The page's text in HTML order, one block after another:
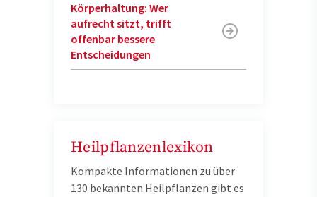
Körperhaltung: Wer
aufrecht sitzt, trifft
offenbar bessere
Entscheidungen
Heilpflanzenlexikon
Kompakte Informationen zu über
130 bekannten Heilpflanzen gibt es